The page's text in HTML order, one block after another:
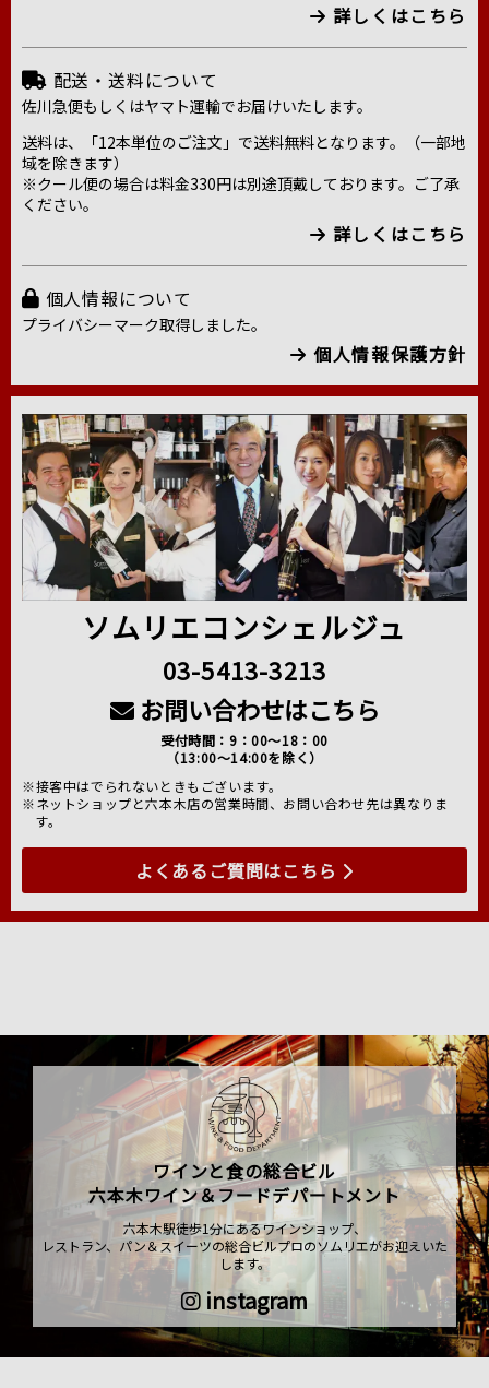
詳しくはこちら
配送・送料について
佐川急便もしくはヤマト運輸でお届けいたします。
送料は、「12本単位のご注文」で送料無料となります。（一部地
域を除きます）
※クール便の場合は料金330円は別途頂戴しております。ご了承
ください。
詳しくはこちら
個人情報について
プライバシーマーク取得しました。
個人情報保護方針
ソムリエコンシェルジュ
03-5413-3213
お問い合わせはこちら
受付時間：9：00～18：00
（13:00～14:00を除く）
※接客中はでられないときもございます。
※ネットショップと六本木店の営業時間、お問い合わせ先は異なりま
す。
よくあるご質問はこちら
ワインと食の総合ビル
六本木ワイン＆フードデパートメント
六本木駅徒歩1分にあるワインショップ、
レストラン、パン＆スイーツの総合ビルプロのソムリエがお迎えいた
します。
instagram